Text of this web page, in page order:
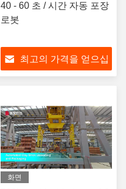
40 - 60 초 / 시간 자동 포장
로봇
최고의 가격을 얻으십
화면